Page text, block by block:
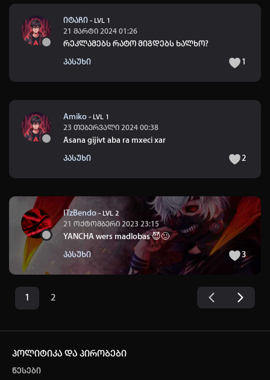
იტაჩი - LVL 1
21 მარტი 2024 01:26
რეკლამებს რატო მიგდებს ხალხო?
პასუხი 1
Amiko - LVL 1
23 თებერვალი 2024 00:38
Asana gijivt aba ra mxeci xar
პასუხი 2
ITzBendo- LVL 2
21 ოქტომბერი 2023 23:15
YANCHA wers madlobas 😈🙂
პასუხი 3
1 2
პოლიტიკა და პირობები
წესები